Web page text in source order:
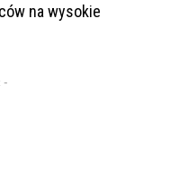
na wysokie
-